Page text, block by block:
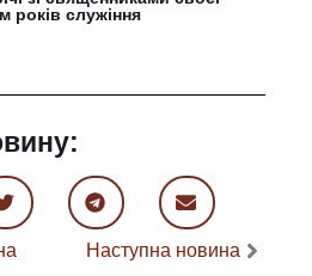
років служіння
Наступна новина